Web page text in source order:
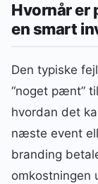
Hvornår er
en smart
Den typiske
“noget pænt”
hvordan det
næste event
branding
omkostningen